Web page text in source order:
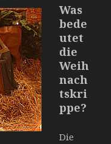
Was
bede
utet
die
Weih
nach
tskri
ppe?
Die